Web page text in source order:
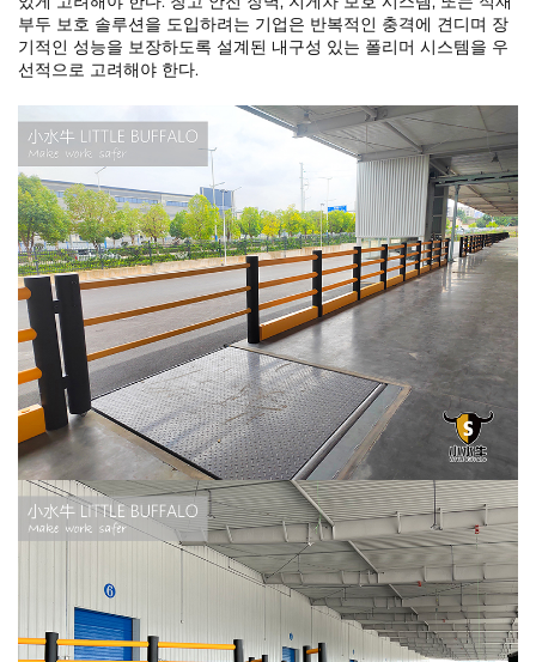
부두 보호 솔루션을 도입하려는 기업은 반복적인 충격에 견디며 장
기적인 성능을 보장하도록 설계된 내구성 있는 폴리머 시스템을 우
선적으로 고려해야 한다.